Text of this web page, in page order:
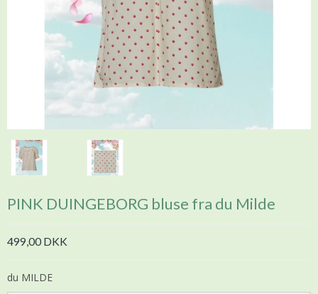
PINK DUINGEBORG bluse fra du Milde
499,00 DKK
du MILDE